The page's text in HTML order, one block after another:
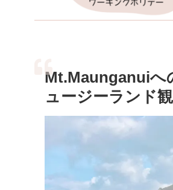
Mt.Maunganuiへ
ュージーランド